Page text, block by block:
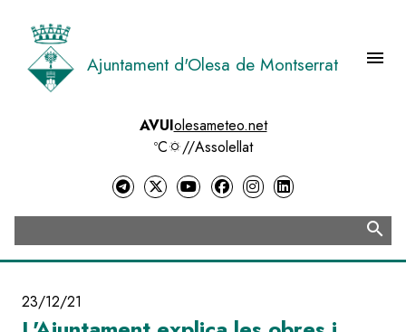
contingut
Ajuntament d'Olesa de Montserrat menu
AVUIolesameteo.net
ºC
//Assolellat
search
23/12/21